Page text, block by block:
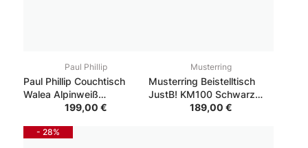
Paul Phillip
Paul Phillip Couchtisch
Walea Alpinweiß
Absetzung Schwarz matt
199,00 €
Musterring
Musterring Beistelltisch
JustB! KM100 Schwarz
36.2*38.4*60
189,00 €
- 28%